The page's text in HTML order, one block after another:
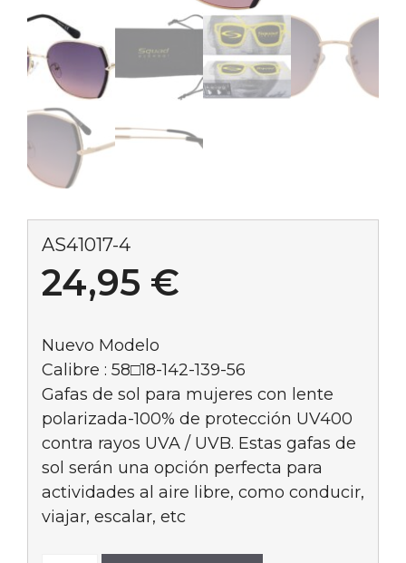
AS41017-4
24,95 €
Nuevo Modelo
Calibre : 58□18-142-139-56
Gafas de sol para mujeres con lente
polarizada-100% de protección UV400
contra rayos UVA / UVB. Estas gafas de
sol serán una opción perfecta para
actividades al aire libre, como conducir,
viajar, escalar, etc